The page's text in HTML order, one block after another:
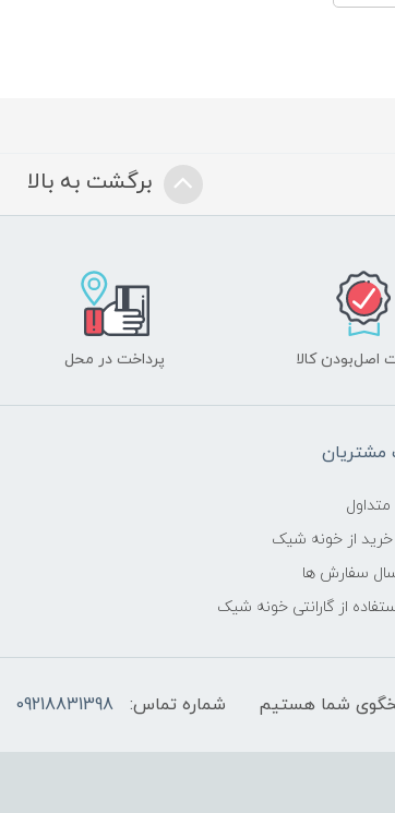
برگشت به بالا
اصل‌بودن کالا پرداخت در محل
از خونه شیک
سفارش ها
از گارانتی خونه شیک
شماره تماس: 09218831398